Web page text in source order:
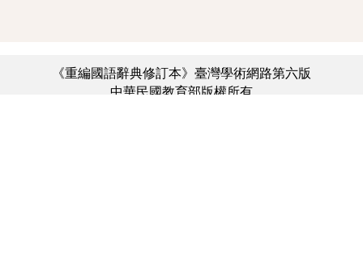
《重編國語辭典修訂本》臺灣學術網路第六版
中華民國教育部版權所有